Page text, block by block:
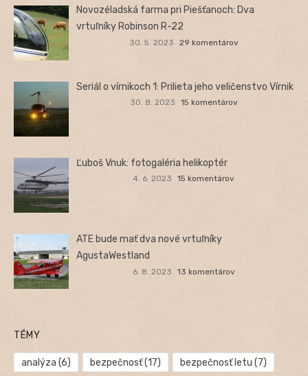
Novozéladská farma pri Piešťanoch: Dva
vrtuľníky Robinson R-22
30. 5. 2023 29 komentárov
Seriál o vírnikoch 1: Prilieta jeho veličenstvo Vírnik
30. 8. 2023 15 komentárov
Ľuboš Vnuk: fotogaléria helikoptér
4. 6. 2023 15 komentárov
ATE bude mať dva nové vrtuľníky
AgustaWestland
6. 8. 2023 13 komentárov
TÉMY
analýza (6) bezpečnosť(17) bezpečnosť letu (7)